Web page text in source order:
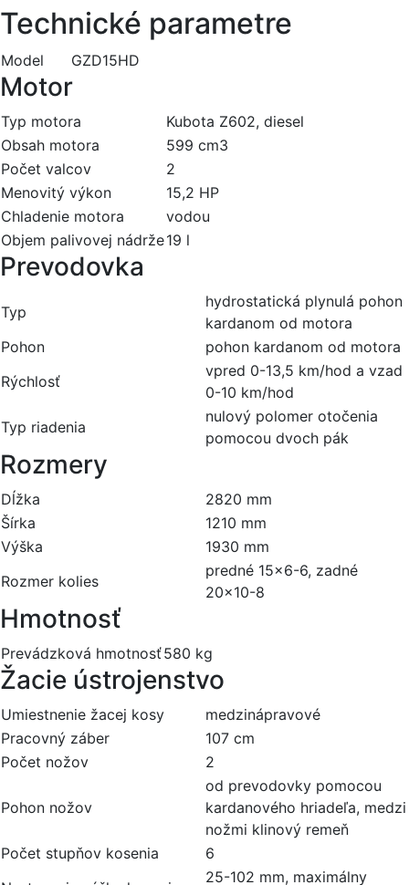
Technické parametre
Model GZD15HD
Motor
Typ motora
Kubota Z602, diesel
Obsah motora
599 cm3
Počet valcov
2
Menovitý výkon
15,2 HP
Chladenie motora
vodou
Objem palivovej nádrže19 l
Prevodovka
Typ
hydrostatická plynulá pohon
kardanom od motora
Pohon
pohon kardanom od motora
Rýchlosť
vpred 0-13,5 km/hod a vzad
0-10 km/hod
Typ riadenia
nulový polomer otočenia
pomocou dvoch pák
Rozmery
Dĺžka
2820 mm
Šírka
1210 mm
Výška
1930 mm
Rozmer kolies
predné 15x6-6, zadné
20x10-8
Hmotnosť
Prevádzková hmotnosť580 kg
Žacie ústrojenstvo
Umiestnenie žacej kosy
medzinápravové
Pracovný záber
107 cm
Počet nožov
2
Pohon nožov
od prevodovky pomocou
kardanového hriadeľa, medzi
nožmi klinový remeň
Počet stupňov kosenia
6
25-102 mm, maximálny